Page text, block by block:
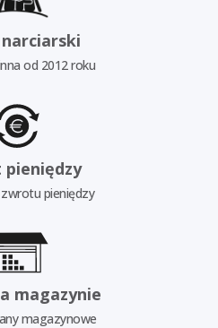
od 2012 roku
pieniędzy
magazynie
magazynowe